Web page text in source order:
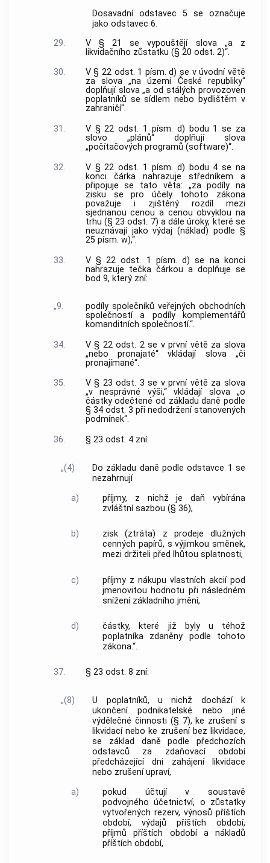
Dosavadní odstavec 5 se označuje
jako odstavec 6.
29.
V § 21 se vypouštějí slova „a z
likvidačního zůstatku (§ 20 odst. 2)“.
30.
V § 22 odst. 1 písm. d) se v úvodní větě
za slova „na území České republiky“
doplňují slova „a od stálých provozoven
poplatníků se sídlem nebo bydlištěm v
zahraničí“.
31.
V § 22 odst. 1 písm. d) bodu 1 se za
slovo „plánů“ doplňují slova
„počítačových programů (software)“.
32.
V § 22 odst. 1 písm. d) bodu 4 se na
konci čárka nahrazuje středníkem a
připojuje se tato věta: „za podíly na
zisku se pro účely tohoto zákona
považuje i zjištěný rozdíl mezi
sjednanou cenou a cenou obvyklou na
trhu (§ 23 odst. 7) a dále úroky, které se
neuznávají jako výdaj (náklad) podle §
25 písm. w),“.
33.
V § 22 odst. 1 písm. d) se na konci
nahrazuje tečka čárkou a doplňuje se
bod 9, který zní:
„9.
podíly společníků veřejných obchodních
společností a podíly komplementářů
komanditních společností.“.
34.
V § 22 odst. 2 se v první větě za slova
„nebo pronajaté“ vkládají slova „či
pronajímané“.
35.
V § 23 odst. 3 se v první větě za slova
„v nesprávné výši,“ vkládají slova „o
částky odečtené od základu daně podle
§ 34 odst. 3 při nedodržení stanovených
podmínek“.
36.
§ 23 odst. 4 zní:
„(4)
Do základu daně podle odstavce 1 se
nezahrnují
a)
příjmy, z nichž je daň vybírána
zvláštní sazbou (§ 36),
b)
zisk (ztráta) z prodeje dlužných
cenných papírů, s výjimkou směnek,
mezi držiteli před lhůtou splatnosti,
c)
příjmy z nákupu vlastních akcií pod
jmenovitou hodnotu při následném
snížení základního jmění,
d)
částky, které již byly u téhož
poplatníka zdaněny podle tohoto
zákona.“.
37. § 23 odst. 8 zní:
„(8)
U poplatníků, u nichž dochází k
ukončení podnikatelské nebo jiné
výdělečné činnosti (§ 7), ke zrušení s
likvidací nebo ke zrušení bez likvidace,
se základ daně podle předchozích
odstavců za zdaňovací období
předcházející dni zahájení likvidace
nebo zrušení upraví,
a)
pokud účtují v soustavě
podvojného účetnictví, o zůstatky
vytvořených rezerv, výnosů příštích
období, výdajů příštích období,
příjmů příštích období a nákladů
příštích období,